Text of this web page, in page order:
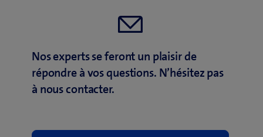
Nos experts se feront un plaisir de
répondre à vos questions. N’hésitez pas
à nous contacter.